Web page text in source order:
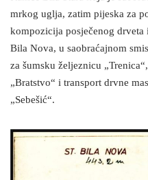
mrkog uglja, zatim pijeska za
kompozicija posječenog drveta
Bila Nova, u saobraćajnom
za šumsku željeznicu
„Bratstvo“ i transport drvne
„Sebešić“.